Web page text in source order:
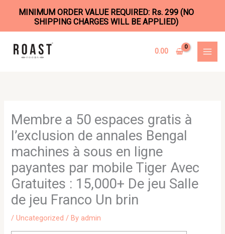
content
0.00
Membre a 50 espaces gratis à
l’exclusion de annales Bengal
machines à sous en ligne
payantes par mobile Tiger Avec
Gratuites : 15,000+ De jeu Salle
de jeu Franco Un brin
/Uncategorized / Byadmin
MINIMUM ORDER VALUE REQUIRED: Rs. 299 (NO
SHIPPING CHARGES WILL BE APPLIED)